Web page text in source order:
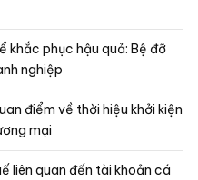
khắc phục hậu quả: Bệ đỡ
nghiệp
điểm về thời hiệu khởi kiện
mại
liên quan đến tài khoản cá